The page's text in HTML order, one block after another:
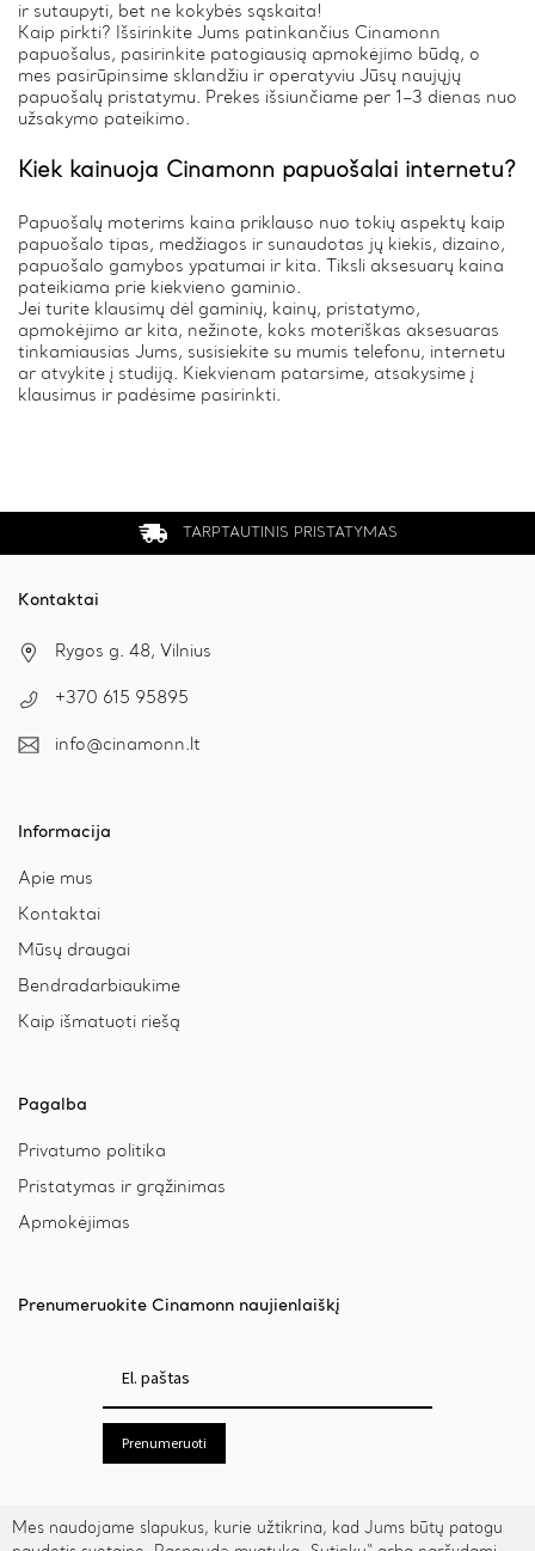
ir sutaupyti, bet ne kokybės sąskaita!
Kaip pirkti? Išsirinkite Jums patinkančius Cinamonn
papuošalus, pasirinkite patogiausią apmokėjimo būdą, o
mes pasirūpinsime sklandžiu ir operatyviu Jūsų naujųjų
papuošalų pristatymu. Prekes išsiunčiame per 1–3 dienas nuo
užsakymo pateikimo.
Kiek kainuoja Cinamonn papuošalai internetu?
Papuošalų moterims kaina priklauso nuo tokių aspektų kaip
papuošalo tipas, medžiagos ir sunaudotas jų kiekis, dizaino,
papuošalo gamybos ypatumai ir kita. Tiksli aksesuarų kaina
pateikiama prie kiekvieno gaminio.
Jei turite klausimų dėl gaminių, kainų, pristatymo,
apmokėjimo ar kita, nežinote, koks moteriškas aksesuaras
tinkamiausias Jums, susisiekite su mumis telefonu, internetu
ar atvykite į studiją. Kiekvienam patarsime, atsakysime į
klausimus ir padėsime pasirinkti.
TARPTAUTINIS PRISTATYMAS
Kontaktai
Rygos g. 48, Vilnius
+370 615 95895
info@cinamonn.lt
Informacija
Apie mus
Kontaktai
Mūsų draugai
Bendradarbiaukime
Kaip išmatuoti riešą
Pagalba
Privatumo politika
Pristatymas ir grąžinimas
Apmokėjimas
Prenumeruokite Cinamonn naujienlaiškį
Prenumeruoti
Mes naudojame slapukus, kurie užtikrina, kad Jums būtų patogu